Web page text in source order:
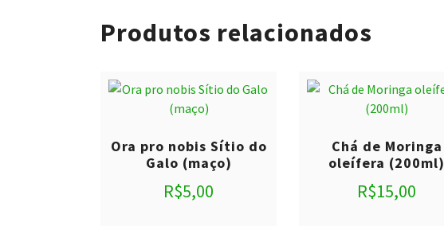
Produtos relacionados
Ora pro nobis Sítio do
Galo (maço)
R$5,00
Chá de Moringa
oleífera (200ml)
R$15,00